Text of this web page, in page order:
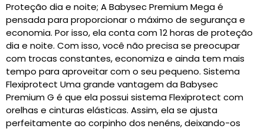
Proteção dia e noite; A Babysec Premium Mega é
pensada para proporcionar o máximo de segurança e
economia. Por isso, ela conta com 12 horas de proteção
dia e noite. Com isso, você não precisa se preocupar
com trocas constantes, economiza e ainda tem mais
tempo para aproveitar com o seu pequeno. Sistema
Flexiprotect Uma grande vantagem da Babysec
Premium G é que ela possui sistema Flexiprotect com
orelhas e cinturas elásticas. Assim, ela se ajusta
perfeitamente ao corpinho dos nenéns, deixando-os